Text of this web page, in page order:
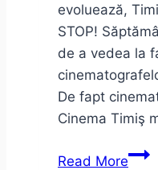
evoluează,
STOP!
de a vedea la
De fapt
Cinema Timiş
Read More